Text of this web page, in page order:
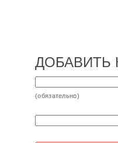
ДОБАВИТЬ
(обязательно)